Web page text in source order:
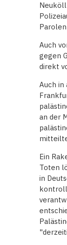
Auch
gegen
direkt
Auch in
an der
Ein
Toten
in